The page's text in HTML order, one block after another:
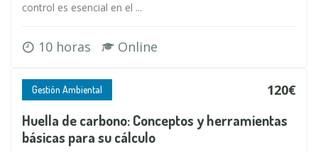
control es esencial en el ...
10 horas Online
Gestión Ambiental 120€
Huella de carbono: Conceptos y herramientas
básicas para su cálculo